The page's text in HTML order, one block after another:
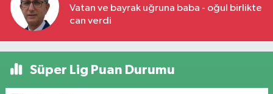
Vatan ve bayrak uğruna baba - oğul birlikte
can verdi
Süper Lig Puan Durumu